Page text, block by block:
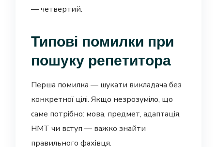
— четвертий.
Типові помилки при
пошуку репетитора
Перша помилка — шукати викладача без
конкретної цілі. Якщо незрозуміло, що
саме потрібно: мова, предмет, адаптація,
НМТ чи вступ — важко знайти
правильного фахівця.